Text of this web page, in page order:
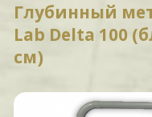
Глубинный
Lab Delta 100
см)